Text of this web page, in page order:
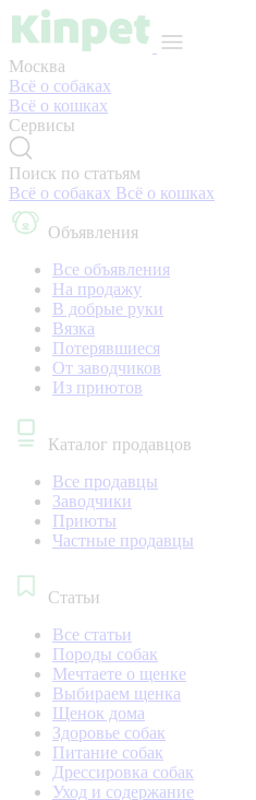
Москва
Всё о собаках
Всё о кошках
Сервисы
Поиск по статьям
Всё о собаках Всё о кошках
Объявления
Все объявления
На продажу
В добрые руки
Вязка
Потерявшиеся
От заводчиков
Из приютов
Каталог продавцов
Все продавцы
Заводчики
Приюты
Частные продавцы
Статьи
Все статьи
Породы собак
Мечтаете о щенке
Выбираем щенка
Щенок дома
Здоровье собак
Питание собак
Дрессировка собак
Уход и содержание